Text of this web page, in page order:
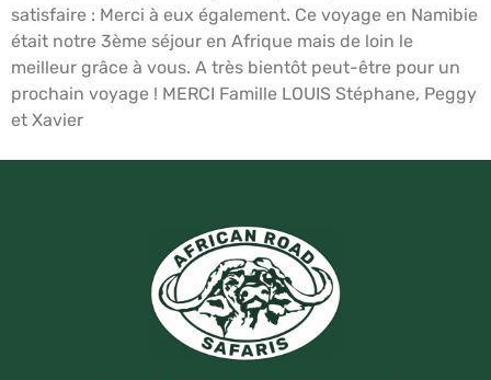
satisfaire : Merci à eux également. Ce voyage en Namibie
était notre 3ème séjour en Afrique mais de loin le
meilleur grâce à vous. A très bientôt peut-être pour un
prochain voyage ! MERCI Famille LOUIS Stéphane, Peggy
et Xavier